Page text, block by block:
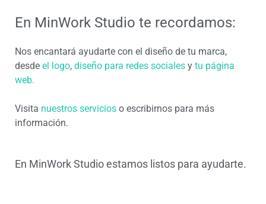
En MinWork Studio te recordamos:
Nos encantará ayudarte con el diseño de tu marca,
desde el logo, diseño para redes sociales y tu página
web.
Visita nuestros servicios o escribirnos para más
información.
En MinWork Studio estamos listos para ayudarte.